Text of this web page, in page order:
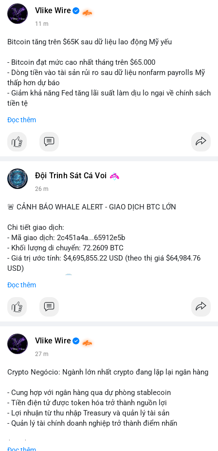
Vlike Wire
11 m
Bitcoin tăng trên $65K sau dữ liệu lao động Mỹ yếu
- Bitcoin đạt mức cao nhất tháng trên $65.000
- Dòng tiền vào tài sản rủi ro sau dữ liệu nonfarm payrolls Mỹ
thấp hơn dự báo
- Giảm khả năng Fed tăng lãi suất làm dịu lo ngại về chính sách
tiền tệ
📰 Nguồn: Cointelegraph
Đọc thêm
Đội Trinh Sát Cá Voi
26 m
🚨 CẢNH BÁO WHALE ALERT - GIAO DỊCH BTC LỚN
Chi tiết giao dịch:
- Mã giao dịch: 2c451a4a...65912e5b
- Khối lượng di chuyển: 72.2609 BTC
- Giá trị ước tính: $4,695,855.22 USD (theo thị giá $64,984.76
USD)
- Thời gian: 15:20
Nhận định phân tích hành vi của Cá voi dựa trên giao dịch này:
Lượng BTC trị giá gần 4,7 triệu USD được dồn vào một giao
giao dịch, áp lực bán ngắn hạn có thể gia tăng, ảnh hưởng đến
tâm lý nhà đầu tư. Ngược lại, nếu dòng tiền đổ về ví lạnh, đây
vùng giá hiện tại thay vì thoát ra.
Lời khuyên ngắn gọn cho nhà đầu tư nhỏ lẻ: Theo dõi sát địa
chỉ nhận của giao dịch này trong 24-48 giờ tới. Đừng vội hành
động theo cảm xúc khi chỉ dựa vào một lệnh chuyển đơn lẻ;
hãy quan sát thêm các lệnh tiếp theo để xác nhận xu hướng
Đọc thêm
Vlike Wire
27 m
Crypto Negócio: Ngành lớn nhất crypto đang lặp lại ngân hàng
- Cung hợp với ngân hàng qua dự phòng stablecoin
- Tiền điện tử được token hóa trở thành nguồn lợi
- Lợi nhuận từ thu nhập Treasury và quản lý tài sản
- Quản lý tài chính doanh nghiệp trở thành điểm nhấn